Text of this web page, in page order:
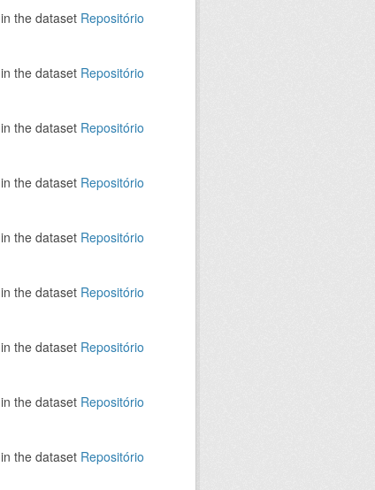
in the dataset Repositório
in the dataset Repositório
in the dataset Repositório
in the dataset Repositório
in the dataset Repositório
in the dataset Repositório
in the dataset Repositório
in the dataset Repositório
in the dataset Repositório